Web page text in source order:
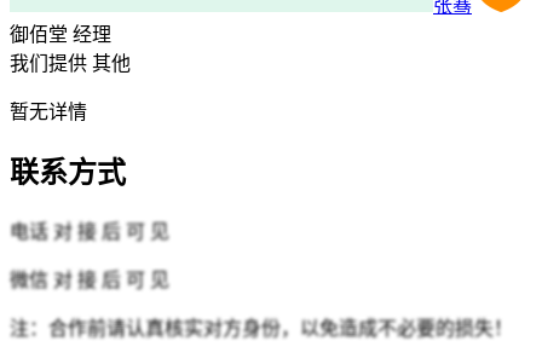
张骞
御佰堂 经理
我们提供 其他
暂无详情
联系方式
电话 对 接 后 可 见
微信 对 接 后 可 见
注：合作前请认真核实对方身份，以免造成不必要的损失！